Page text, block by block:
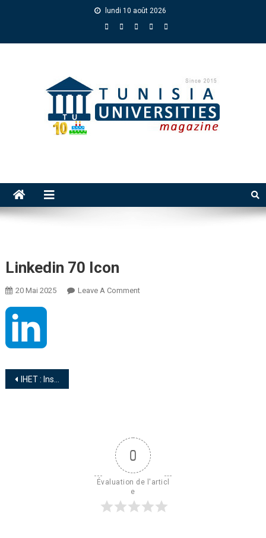
lundi 10 août 2026
Linkedin 70 Icon
20 Mai 2025 Leave A Comment
IHET : Institut des Hautes études à Tunis
0
Évaluation de l'articl
e